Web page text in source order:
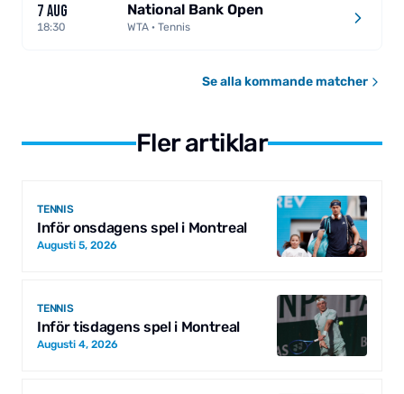
7 AUG
18:30
National Bank Open
WTA · Tennis
Se alla kommande matcher
Fler artiklar
TENNIS
Inför onsdagens spel i Montreal
Augusti 5, 2026
TENNIS
Inför tisdagens spel i Montreal
Augusti 4, 2026